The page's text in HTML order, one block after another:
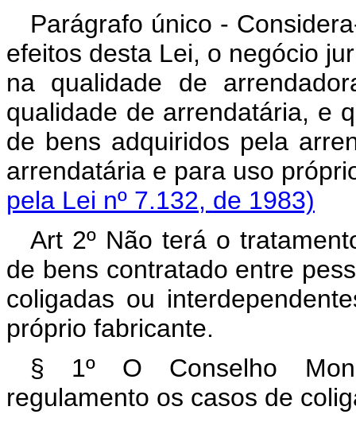
Parágrafo único -
efeitos desta Lei, o negócio
na qualidade de
qualidade de arrendatária, e
de bens adquiridos pela
arrendatária e para
pela Lei nº 7.132, de 1983)
Art 2º Não terá o
de bens contratado entre
coligadas ou
próprio fabricante.
§ 1º O Conselho
regulamento os casos de